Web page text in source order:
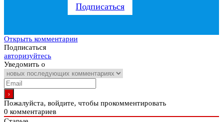
Подписаться
Открыть комментарии
Подписаться
авторизуйтесь
Уведомить о
Пожалуйста, войдите, чтобы прокомментировать
0 комментариев